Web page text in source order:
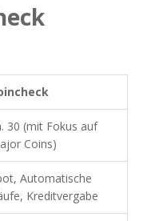
30 (mit Fokus auf
Coins)
Automatische
Kreditvergabe